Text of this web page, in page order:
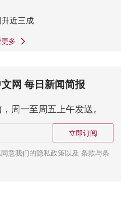
近三成
多
网 每日新闻简报
周一至周五上午发送。
立即订阅
意我们的隐私政策以及 条款与条